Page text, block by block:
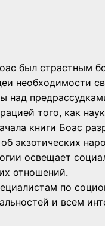
был страстным
необходимости
над
того, как
книги Боас
экзотических
освещает
отношений.
по
и всем